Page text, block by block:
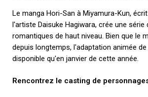
Le manga Hori-San à Miyamura-Kun,
l'artiste Daisuke Hagiwara, crée une série
romantiques de haut niveau. Bien que le
depuis longtemps, l'adaptation animée
disponible qu'en janvier de cette année.
Rencontrez le casting de